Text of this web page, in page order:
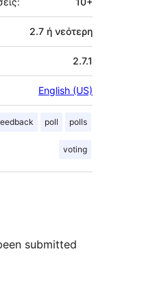
2.7 ή νεότερη
2.7.1
English (US)
poll polls
voting
submitted